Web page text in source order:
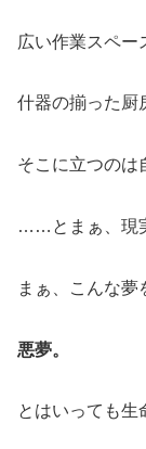
広い作業スペー
什器の揃った厨
そこに立つのは
……とまぁ、現
まぁ、こんな夢
悪夢。
とはいっても生